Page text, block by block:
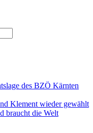
des BZÖ Kärnten
Klement wieder gewählt
braucht die Welt